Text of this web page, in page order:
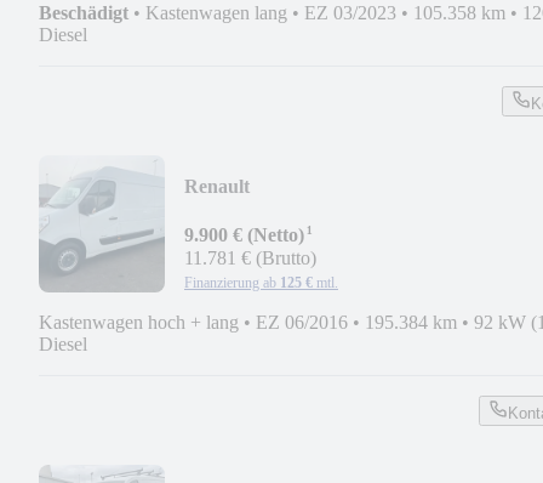
Beschädigt • Kastenwagen lang • EZ 03/2023 • 105.358 km •
Diesel
Renault
Sitzer
9.900 € (Netto)¹
11.781 € (Brutto)
Finanzierung ab 125 € mtl.
Kastenwagen hoch + lang • EZ 06/2016 • 195.384 km • 92 kW
Diesel